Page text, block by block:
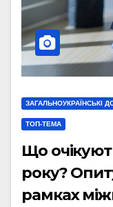
ЗАГАЛЬНОУКРАЇНСЬКІ
ТОП-ТЕМА
Що
року?
рамках